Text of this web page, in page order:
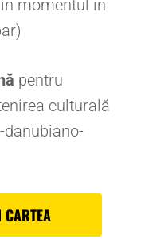
momentul in
pentru
culturală